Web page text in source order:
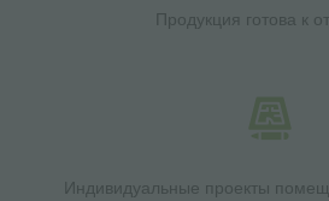
Продукция готова к
Индивидуальные проекты